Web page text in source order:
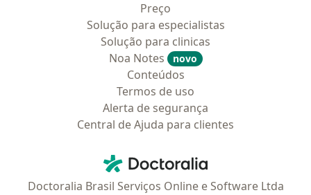
Preço
Solução para especialistas
Solução para clinicas
Noa Notes
novo
Conteúdos
Termos de uso
Alerta de segurança
Central de Ajuda para clientes
Doctoralia - Homepage
Doctoralia Brasil Serviços Online e Software Ltda